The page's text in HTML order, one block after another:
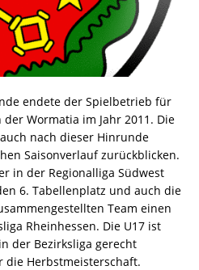
endete der Spielbetrieb für
Wormatia im Jahr 2011. Die
auch nach dieser Hinrunde
Saisonverlauf zurückblicken.
in der Regionalliga Südwest
6. Tabellenplatz und auch die
Team einen
Rheinhessen. Die U17 ist
der Bezirksliga gerecht
die Herbstmeisterschaft.